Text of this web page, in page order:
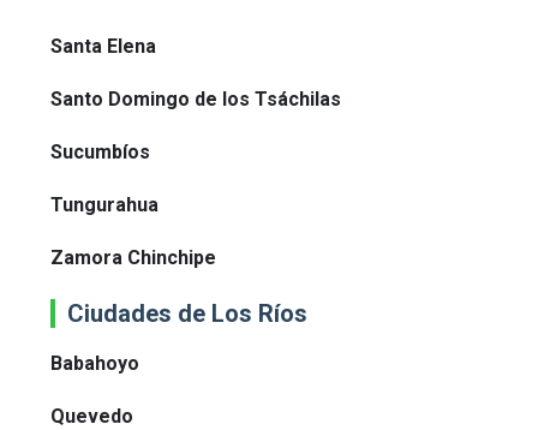
Santa Elena
Santo Domingo de los Tsáchilas
Sucumbíos
Tungurahua
Zamora Chinchipe
Ciudades de Los Ríos
Babahoyo
Quevedo